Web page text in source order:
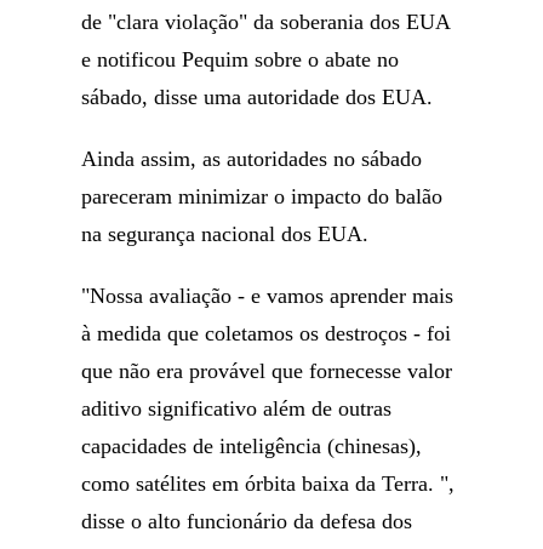
de "clara violação" da soberania dos EUA
e notificou Pequim sobre o abate no
sábado, disse uma autoridade dos EUA.
Ainda assim, as autoridades no sábado
pareceram minimizar o impacto do balão
na segurança nacional dos EUA.
"Nossa avaliação - e vamos aprender mais
à medida que coletamos os destroços - foi
que não era provável que fornecesse valor
aditivo significativo além de outras
capacidades de inteligência (chinesas),
como satélites em órbita baixa da Terra. ",
disse o alto funcionário da defesa dos